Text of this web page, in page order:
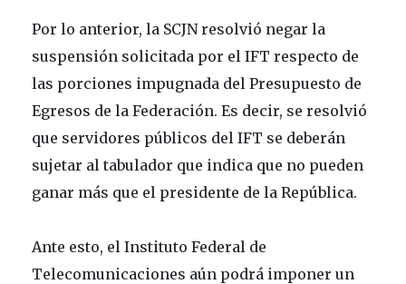
Por lo anterior, la SCJN resolvió negar la
suspensión solicitada por el IFT respecto de
las porciones impugnada del Presupuesto de
Egresos de la Federación. Es decir, se resolvió
que servidores públicos del IFT se deberán
sujetar al tabulador que indica que no pueden
ganar más que el presidente de la República.
Ante esto, el Instituto Federal de
Telecomunicaciones aún podrá imponer un